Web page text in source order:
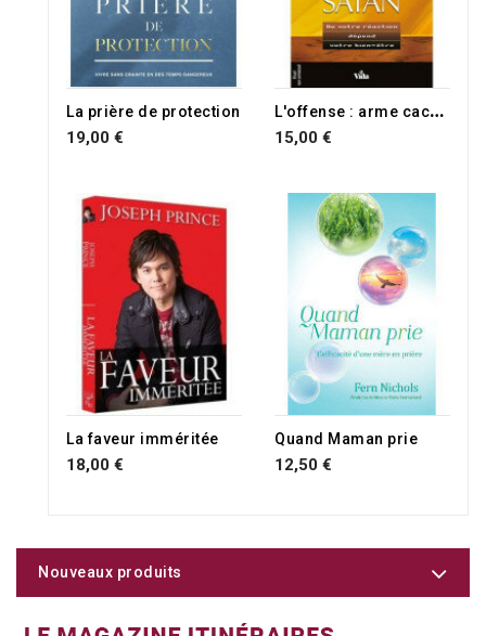
La prière de protection
19,00 €
L
'offense : arme cachée de Satan
15,00 €
La faveur imméritée
18,00 €
Quand Maman prie
12,50 €
Nouveaux produits